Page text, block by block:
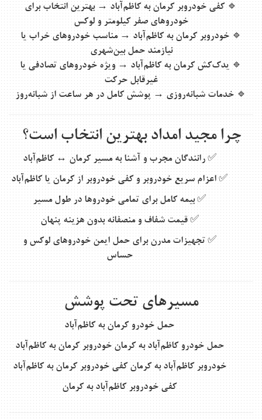
🔹کفی خودروبر کرمان به کاظم‌آباد→ بهترین انتخاب برای
خودروهای صفر کیلومتر و لوکس
🔹خودروبر کرمان به کاظم‌آباد → مناسب خودروهای خراب یا
نیازمند حمل بین‌شهری
🔹یدک‌کش کرمان به کاظم‌آباد→ ویژه خودروهای تصادفی یا
غیرقابل حرکت
🔹خدمات شبانه‌روزی→ پوشش کامل در هر ساعت از شبانه‌روز
چرا مجید امداد بهترین انتخاب است؟
✅ رانندگان مجرب و آشنا به مسیر کرمان ↔ کاظم‌آباد
✅ اعزام سریع خودروبر و کفی خودروبر از کرمان یا کاظم‌آباد
✅ بیمه کامل برای تمامی خودروها در طول مسیر
✅ قیمت شفاف و منصفانه بدون هزینه پنهان
✅ تجهیزات مدرن برای حمل ایمن خودروهای لوکس و
حساس
مسیرهای تحت پوشش
حمل خودروکرمان به کاظم‌آباد
حمل خودروکاظم‌آباد به کرمان خودروبرکرمان به کاظم‌آباد
خودروبرکاظم‌آباد به کرمان کفی خودروبرکرمان به کاظم‌آباد
کفی خودروبرکاظم‌آباد به کرمان